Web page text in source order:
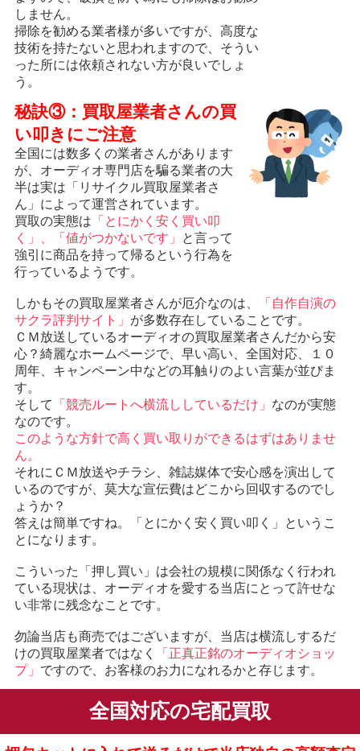
しません。
掃除を勧める業者様が多いですが、高度な
技術を持たないと思われますので、そうい
った所には依頼されない方が良いでしょ
う。
秘訣③：買取屋業者さんの買
い叩きにご注意
全国には数多くの業者さんがあります
が、オーディオ専門店を騙る業者の大
半は実は「リサイクル買取屋業者さ
ん」によって運営されています。
買取の実態は 「とにかく安く買い叩
く」、「値がつかないです」
と言って
強引に商品を持って帰るという行為を
行っているようです。
しかもその買取屋業者さんが厄介なのは、
「自作自演の
サクラ評判サイト」 が多数存在していることです。
ＣＭ放送しているオーディオの買取屋業者さんだから安
心？綺麗なホームページで、早い高い、全国対応、１０
周年、キャンペーン中などの耳触りのよい言葉が並びま
す。
そして
「競売ルートへ横流ししているだけ」 なのが実態
なのです。
このような方針で高く買い取りができるはずはありませ
ん。
それにＣＭ放送やチラシ、雑誌媒体で安心感を演出して
いるのですが、莫大な宣伝費はどこから回収するのでし
ょうか？
答えは簡単ですね。「とにかく安く買い叩く」というこ
とになります。
こういった「押し買い」は会社の規模に関係なく行われ
ている現状は、オーディオを愛する当店にとって許せな
い非常に残念なことです。
勿論当店も商売ではございますが、当店は横流しするだ
けの買取屋業者ではなく
「正真正銘のオーディオショッ
プ」 ですので、お客様のお力になれるかと存じます。
全国対応の宅配買取